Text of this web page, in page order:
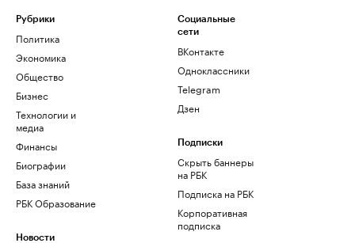
Рубрики
Политика
Экономика
Общество
Бизнес
Технологии и
медиа
Финансы
Биографии
База знаний
РБК Образование
Новости
Социальные
сети
ВКонтакте
Одноклассники
Telegram
Дзен
Подписки
Скрыть баннеры
на РБК
Подписка на РБК
Корпоративная
подписка